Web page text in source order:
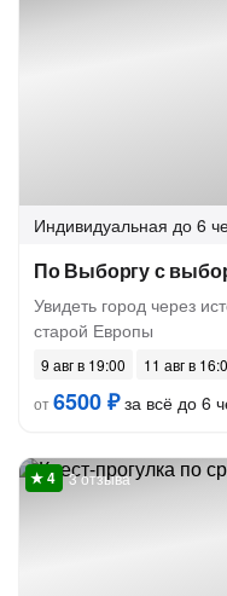
Индивидуальная до 6
По Выборгу с
Увидеть город через
старой Европы
9 авг в 19:00
11 авг в
от6500 ₽за всё до 6
3 отзыва